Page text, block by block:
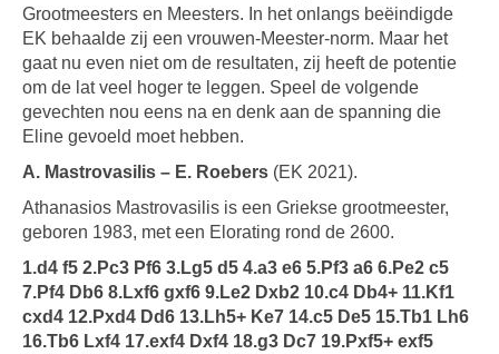
Grootmeesters en Meesters. In het onlangs beëindigde
EK behaalde zij een vrouwen-Meester-norm. Maar het
gaat nu even niet om de resultaten, zij heeft de potentie
om de lat veel hoger te leggen. Speel de volgende
gevechten nou eens na en denk aan de spanning die
Eline gevoeld moet hebben.
A. Mastrovasilis – E. Roebers (EK 2021).
Athanasios Mastrovasilis is een Griekse grootmeester,
geboren 1983, met een Elorating rond de 2600.
1.d4 f5 2.Pc3 Pf6 3.Lg5 d5 4.a3 e6 5.Pf3 a6 6.Pe2 c5
7.Pf4 Db6 8.Lxf6 gxf6 9.Le2 Dxb2 10.c4 Db4+ 11.Kf1
cxd4 12.Pxd4 Dd6 13.Lh5+ Ke7 14.c5 De5 15.Tb1 Lh6
16.Tb6 Lxf4 17.exf4 Dxf4 18.g3 Dc7 19.Pxf5+ exf5